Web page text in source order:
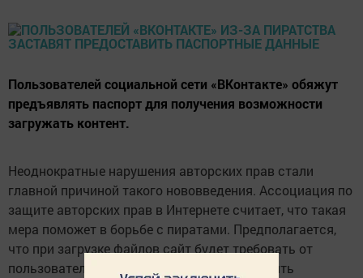
Пользователей социальной сети «ВКонтакте» обяжут
предъявлять паспорт для получения возможности
загружать контент.
Неоднократные нарушения авторских прав стали
главной причиной такого нововведения. Ассоциация по
защите авторских прав в Интернете считает, что такая
мера поможет в борьбе с пиратами. Предполагается,
что при загрузке файлов сайт будет требовать от
пользователя документы или распространять